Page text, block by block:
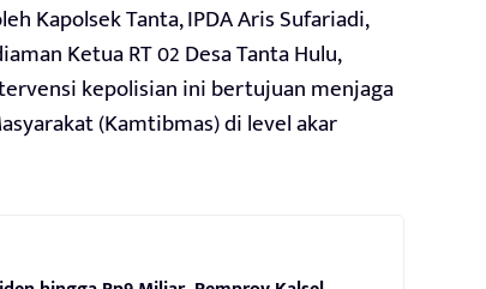
Kapolsek Tanta, IPDA Aris Sufariadi,
Ketua RT 02 Desa Tanta Hulu,
kepolisian ini bertujuan menjaga
(Kamtibmas) di level akar